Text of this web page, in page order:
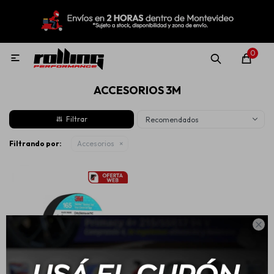

0

ACCESORIOS 3M
Recomendados
Filtrando por: Accesorios
MI CUENTA
Nuevo! Rolling Repuestos
Llantas
Aditivos